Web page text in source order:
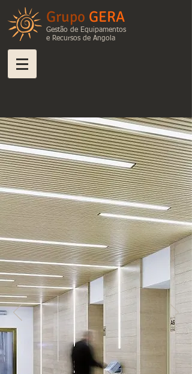
Grupo GERA
Gestão de Equipamentos
e Recursos de Angola